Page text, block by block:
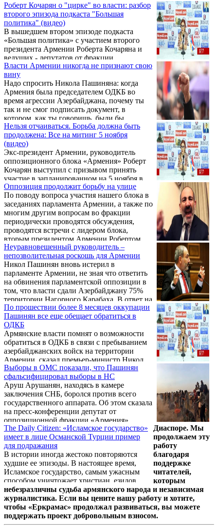
Роберт Кочарян о "цирке" во власти: разбор
второго эпизода подкаста "Большая
политика" (видео)
В вышедшем втором эпизоде подкаста
«Большая политика» с участием второго
президента Армении Роберта Кочаряна и
ведущих - депутатов от фракции
«Армения» Агнессы Хамоян и Анны
Григорян, были затронуты ключевые
вопросы национальной безопасности,
внешней политики и экономического
состояния страны. Участники обсудили
фундаментальную дилемму «мир или
война», которая остается краеугольным
камнем политического дискурса Армении с
момента обретения независимости.
Власти Армении никогда не признают свою
вину
Надо спросить Никола Пашиняна: когда
Армения была председателем ОДКБ во
время агрессии Азербайджана, почему ты
так и не смог подписать документ, в
котором, как ты говоришь, были бы
политические оценки действий
Азербайджана и превентивные меры? Об
этом в беседе с журналистами 24 ноября
заявила депутат от блока «Армения»
Агнесса Хамоян.
Нельзя отчаиваться. Борьба должна быть
продолжена: Все на митинг 5 ноября
(видео)
Экс-президент Армении, руководитель
оппозиционного блока «Армения» Роберт
Кочарян выступил с призывом принять
участие в запланированном на 5 ноября в
Ереване митинге. «Нельзя отчаиваться.
Борьба должна быть продолжена и в
Арцахе, и в Армении. Присоединяйтесь!» -
написал Кочарян в своем телеграм-канале.
Оппозиция продолжит борьбу на улице
По поводу вопроса участия нашего блока в
заседаниях парламента Армении, а также по
многим другим вопросам во фракции
периодически проводятся обсуждения,
проводятся встречи с лидером блока,
вторым президентом Армении Робертом
Кочаряном. Об этом в беседе с
корреспондентом Новости Армении –
NEWS.am 7 сентября заявила депутат от
блока «Армения» Агнесса Хамоян.
Неуравновешенный руководитель –
непозволительная роскошь для Армении
Никол Пашинян вновь истерил в
парламенте Армении, не зная что ответить
на обвинения парламентской оппозиции в
том, что власти сдали Азербайджану 75%
территории Нагорного Карабаха. В ответ на
реплику депутата от "Айастан" Рипсиме
Стамбулян о сдаче 75% территорий он
официально потребовал от оппозиционных
фракций заявить, для них город Кубатлы –
это Кубатлы или Санасар (армянское
название).
По прошествии более 8 месяцев оккупации
Пашинян все еще обещает обратиться в
ОДКБ
Армянские власти помнят о возможности
обратиться в ОДКБ в связи с пребыванием
азербайджанских войск на территории
Армении, сказал премьер-министр Никол
Пашинян в ходе правительственного часа в
парламенте.
Выборы в ОМС показали, что Пашинян
сфальсифицировал выборы в НС
Аруш Арушанян, находясь в камере
заключения СНБ, боролся против всего
государственного аппарата. Об этом сказала
на пресс-конференции депутат от
оппозиционной фракции «Армения»
Агнесса Хамоян.
The Daily Citizen: «Исламское государство»
имеет в лице Османской Турции пример
для подражания
В истории иногда жестоко повторяются
худшие ее эпизоды. В настоящее время,
Исламское государство, самым ужасным
способом уничтожает христиан, езидов,
шиитов и алевитов. Это повторение
событий вековой давности. Об этом в
статье под названием «Letter: Not
ancient»(«Письмо: не старое»),
опубликованной в издании «The Daily
Диаспоре. Мы
продолжаем эту
работу
благодаря
поддержке
читателей,
которым
небезразличны судьба армянского народа и независимая
журналистика. Если вы цените нашу работу и хотите,
чтобы «Еркрамас» продолжал развиваться, вы можете
поддержать проект добровольным взносом.